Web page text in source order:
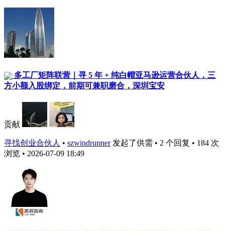
多工厂矩阵联营｜寻 5 年 + 纯白帽亚马逊运营合伙人，三
方小额入股绑定，前期可兼职磨合，深圳宝安
贡献
寻找创业合伙人 • szwindrunner 发起了供需 • 2 个回复 • 184 次
浏览 • 2026-07-09 18:49